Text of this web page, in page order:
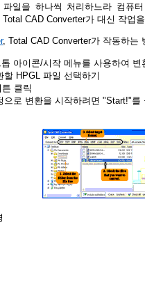
파일을 하나씩 처리하느라 컴퓨
Total CAD Converter가 대신 작업
, Total CAD Converter가 작동하는
아이콘/시작 메뉴를 사용하여 변
HPGL 파일 선택하기
클릭
으로 변환을 시작하려면 "Start!"를